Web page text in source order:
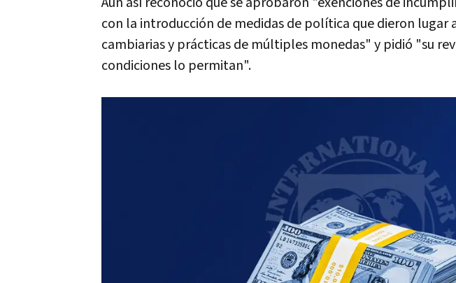
con la introducción de medidas de política que dieron lugar
cambiarias y prácticas de múltiples monedas" y pidió "su
condiciones lo permitan".